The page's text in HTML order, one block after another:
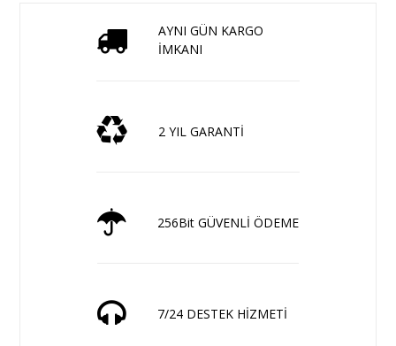
AYNI GÜN KARGO
İMKANI
2 YIL GARANTİ
256Bit GÜVENLİ ÖDEME
7/24 DESTEK HİZMETİ